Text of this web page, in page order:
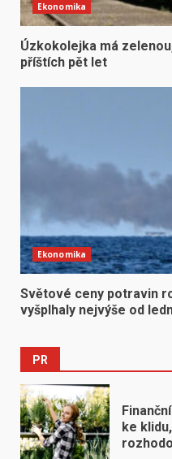
Ekonomika
Úzkokolejka má
příštích pět let
Ekonomika
Světové ceny potravin
vyšplhaly nejvýše od
PR
ke